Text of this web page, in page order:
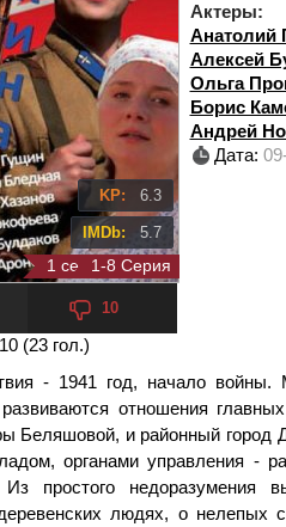
1 сезон 8 серия
1-8 Серия
KP: 6.3
IMDb: 5.7
10
(23гол.)
Актеры:
Анатолий
Алексей
Ольга
Борис
Андрей
Дата:
- 1941 год, начало войны.
развиваются отношения
Беляшовой, и районный город
органами управления -
простого недоразумения
людях, о нелепых